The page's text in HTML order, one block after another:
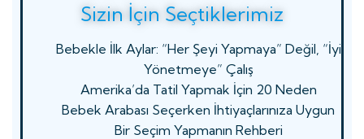
Sizin İçin Seçtiklerimiz
Bebekle İlk Aylar: “Her Şeyi Yapmaya” Değil, “İyi
Yönetmeye” Çalış
Amerika’da Tatil Yapmak İçin 20 Neden
Bebek Arabası Seçerken İhtiyaçlarınıza Uygun
Bir Seçim Yapmanın Rehberi